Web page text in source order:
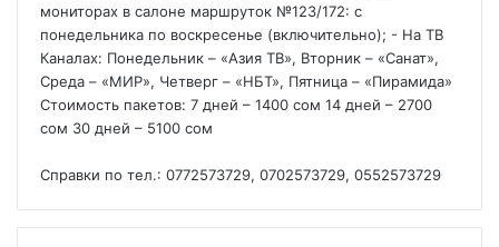
мониторах в салоне маршруток №123/172: с
понедельника по воскресенье (включительно); - На ТВ
Каналах: Понедельник – «Азия ТВ», Вторник – «Санат»,
Среда – «МИР», Четверг – «НБТ», Пятница – «Пирамида»
Стоимость пакетов: 7 дней – 1400 сом 14 дней – 2700
сом 30 дней – 5100 сом
Справки по тел.: 0772573729, 0702573729, 0552573729